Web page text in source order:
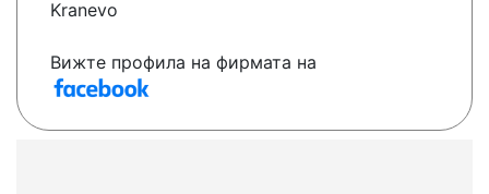
Kranevo
Вижте профила на фирмата на